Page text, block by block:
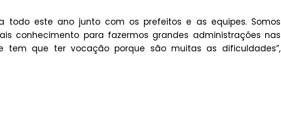
todo este ano junto com os prefeitos e as equipes. Somos
conhecimento para fazermos grandes administrações nas
tem que ter vocação porque são muitas as dificuldades”,